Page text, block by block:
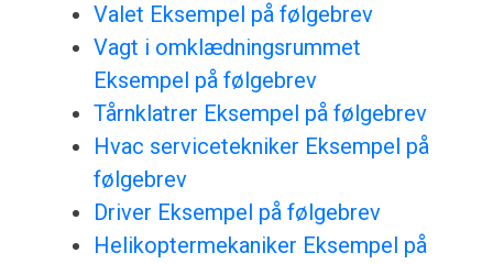
Valet Eksempel på følgebrev
Vagt i omklædningsrummet
Eksempel på følgebrev
Tårnklatrer Eksempel på følgebrev
Hvac servicetekniker Eksempel på
følgebrev
Driver Eksempel på følgebrev
Helikoptermekaniker Eksempel på